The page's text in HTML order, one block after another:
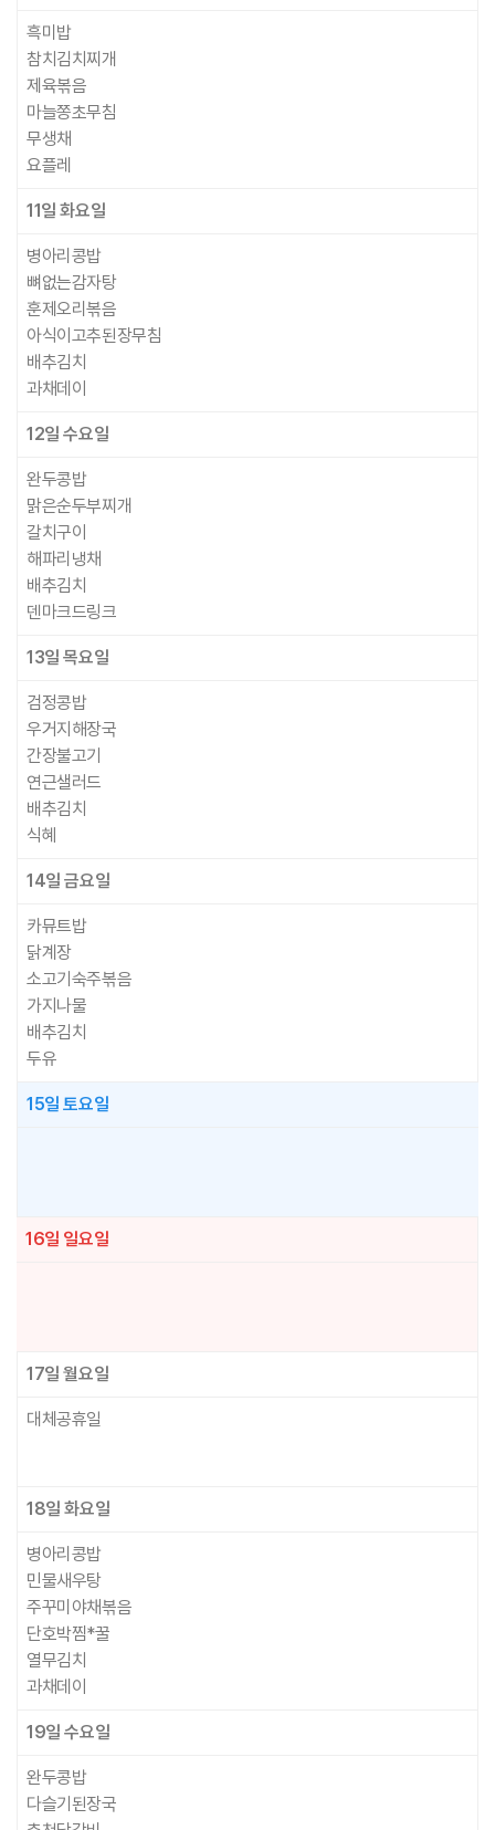
흑미밥
참치김치찌개
제육볶음
마늘쫑초무침
무생채
요플레
11일화요일
병아리콩밥
뼈없는감자탕
훈제오리볶음
아식이고추된장무침
배추김치
과채데이
12일수요일
완두콩밥
맑은순두부찌개
갈치구이
해파리냉채
배추김치
덴마크드링크
13일목요일
검정콩밥
우거지해장국
간장불고기
연근샐러드
배추김치
식혜
14일금요일
카뮤트밥
닭계장
소고기숙주볶음
가지나물
배추김치
두유
15일토요일
16일 일요일
17일월요일
대체공휴일
18일화요일
병아리콩밥
민물새우탕
주꾸미야채볶음
단호박찜*꿀
열무김치
과채데이
19일수요일
완두콩밥
다슬기된장국